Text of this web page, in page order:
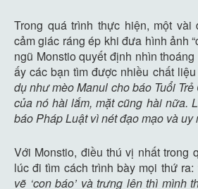
Trong quá trình thực hiện, một
cảm giác ráng ép khi đưa hình ảnh
ngũ Monstio quyết định nhìn thoáng
ấy các bạn tìm được nhiều chất
dụ như mèo Manul cho báo Tuổi
của nó hài lắm, mặt cũng hài nữa.
báo Pháp Luật vì nét đạo mạo và uy
Với Monstio, điều thú vị nhất trong
lúc đi tìm cách trình bày mọi thứ ra:
vẽ ‘con báo’ và trưng lên thì mình